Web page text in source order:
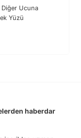
Diğer Ucuna
Yüzü
haberdar